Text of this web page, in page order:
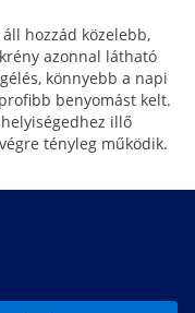
hozzád közelebb,
azonnal látható
könnyebb a napi
benyomást kelt.
illő
tényleg működik.